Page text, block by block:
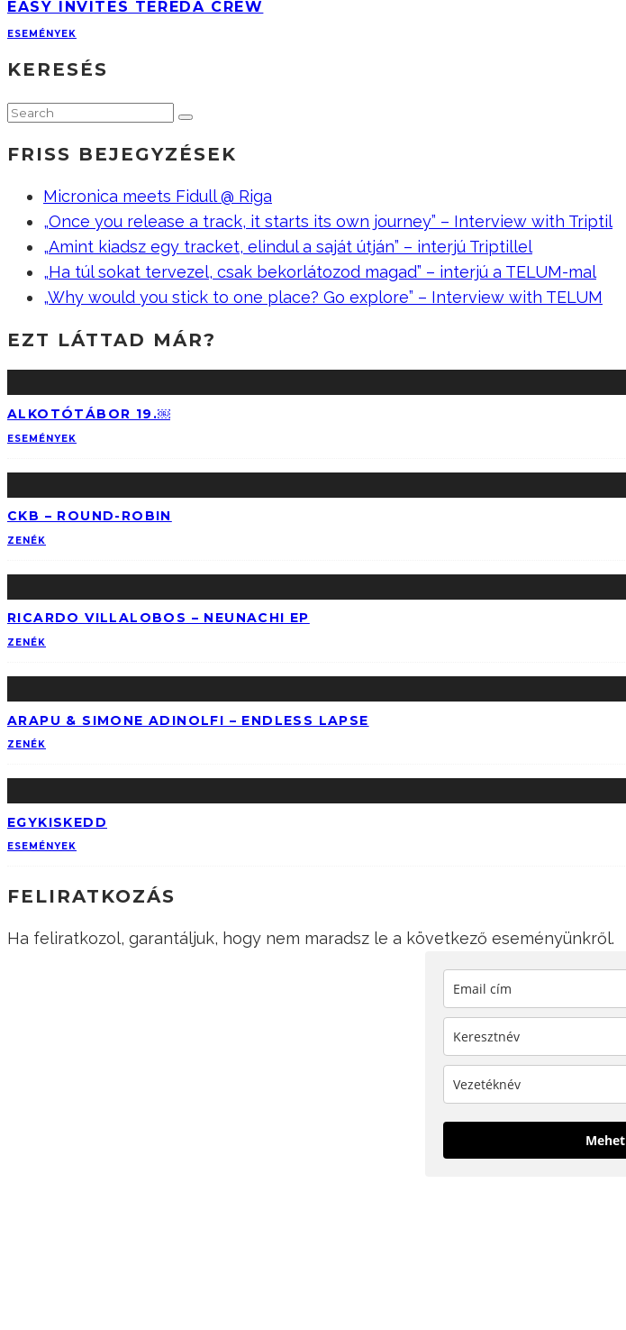
EASY INVITES TEREDA CREW
ESEMÉNYEK
KERESÉS
FRISS BEJEGYZÉSEK
Micronica meets Fidull @ Riga
„Once you release a track, it starts its own journey” – Interview with Triptil
„Amint kiadsz egy tracket, elindul a saját útján” – interjú Triptillel
„Ha túl sokat tervezel, csak bekorlátozod magad” – interjú a TELUM-mal
„Why would you stick to one place? Go explore” – Interview with TELUM
EZT LÁTTAD MÁR?
ALKOTÓTÁBOR 19.￼
ESEMÉNYEK
CKB – ROUND-ROBIN
ZENÉK
RICARDO VILLALOBOS – NEUNACHI EP
ZENÉK
ARAPU & SIMONE ADINOLFI ‎– ENDLESS LAPSE
ZENÉK
EGYKISKEDD
ESEMÉNYEK
FELIRATKOZÁS
Ha feliratkozol, garantáljuk, hogy nem maradsz le a következő eseményünkről.
Mehet